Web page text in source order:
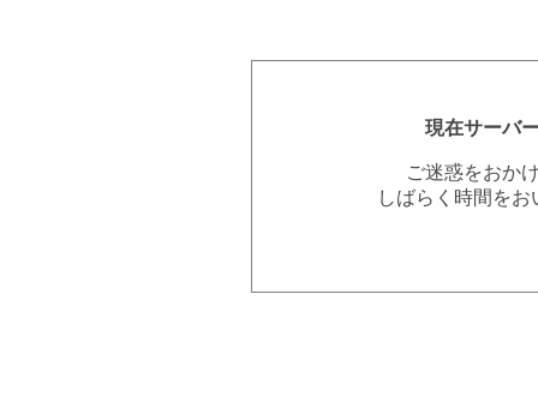
現在サーバ
ご迷惑をおか
しばらく時間を